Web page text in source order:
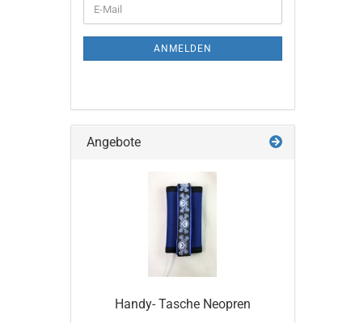
ZUR
E-
Mail
ANMELDEN
Angebote
Handy- Tasche Neopren